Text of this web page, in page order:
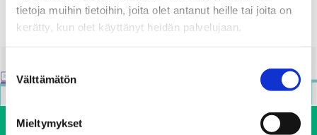
tietoja muihin tietoihin, joita olet antanut heille tai joita on
kerätty, kun olet käyttänyt heidän palvelujaan.
valinta
Välttämätön
Mieltymykset